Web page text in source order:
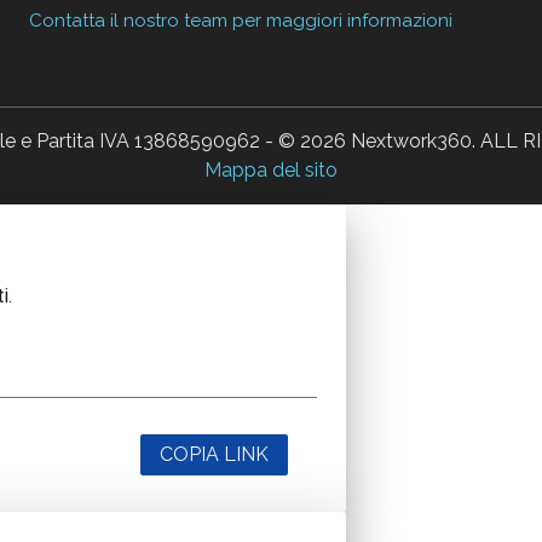
Contatta il nostro team per maggiori informazioni
e Partita IVA 13868590962 - © 2026 Nextwork360. ALL
Mappa del sito
COPIA LINK